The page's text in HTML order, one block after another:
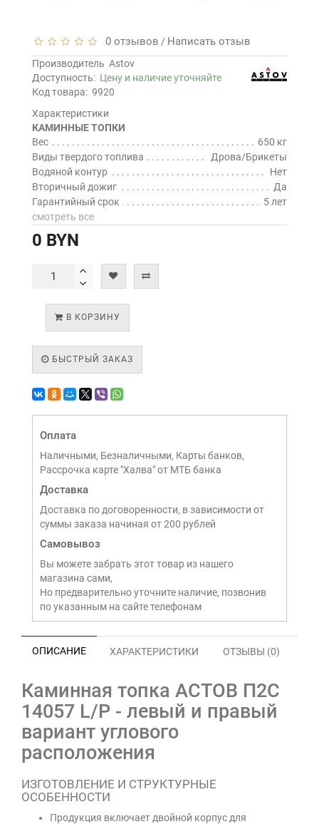
0 отзывов / Написать отзыв
Производитель Astov
Доступность: Цену и наличие уточняйте
Код товара: 9920
Характеристики
КАМИННЫЕ ТОПКИ
Вес
650 кг
Виды твердого топлива
Дрова/Брикеты
Водяной контур
Нет
Вторичный дожиг
Да
Гарантийный срок
5 лет
смотреть все
0 BYN
В КОРЗИНУ
БЫСТРЫЙ ЗАКАЗ
Оплата
Наличными, Безналичными, Карты банков,
Рассрочка карте "Халва" от МТБ банка
Доставка
Доставка по договоренности, в зависимости от
суммы заказа начиная от 200 рублей
Самовывоз
Вы можете забрать этот товар из нашего
магазина сами,
Но предварительно уточните наличие, позвонив
по указанным на сайте телефонам
ОПИСАНИЕ ХАРАКТЕРИСТИКИ ОТЗЫВЫ (0)
Каминная топка АСТОВ П2С
14057 L/P - левый и правый
вариант углового
расположения
ИЗГОТОВЛЕНИЕ И СТРУКТУРНЫЕ
ОСОБЕННОСТИ
Продукция включает двойной корпус для